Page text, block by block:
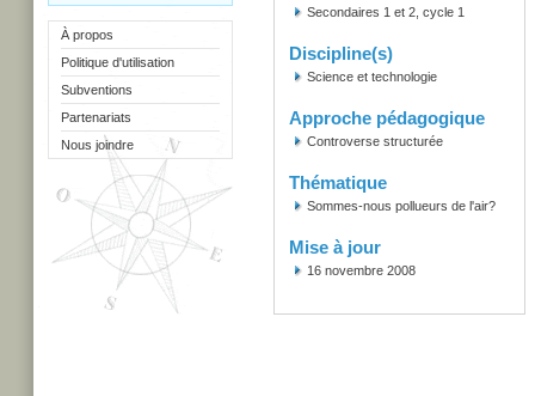
À propos
Politique d'utilisation
Subventions
Partenariats
Nous joindre
Secondaires 1 et 2, cycle 1
Discipline(s)
Science et technologie
Approche pédagogique
Controverse structurée
Thématique
Sommes-nous pollueurs de l'air?
Mise à jour
16 novembre 2008